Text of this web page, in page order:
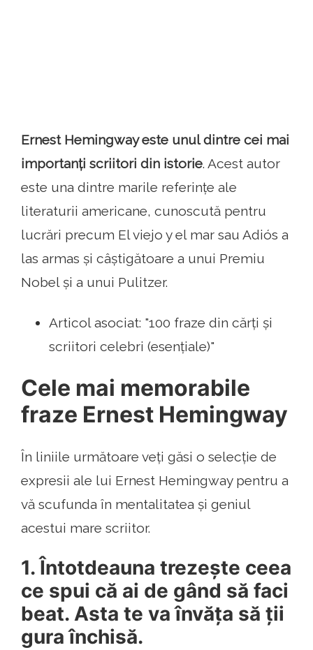
Ernest Hemingway este unul dintre cei mai
importanți scriitori din istorie. Acest autor
este una dintre marile referințe ale
literaturii americane, cunoscută pentru
lucrări precum El viejo y el mar sau Adiós a
las armas și câștigătoare a unui Premiu
Nobel și a unui Pulitzer.
Articol asociat: "100 fraze din cărți și
scriitori celebri (esențiale)"
Cele mai memorabile
fraze Ernest Hemingway
În liniile următoare veți găsi o selecție de
expresii ale lui Ernest Hemingway pentru a
vă scufunda în mentalitatea și geniul
acestui mare scriitor.
1. Întotdeauna trezește ceea
ce spui că ai de gând să faci
beat. Asta te va învăța să ții
gura închisă.